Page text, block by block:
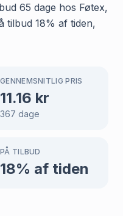
65 dage hos Føtex,
tilbud 18% af tiden,
GENNEMSNITLIG PRIS
11.16 kr
367 dage
PÅ TILBUD
18% af tiden